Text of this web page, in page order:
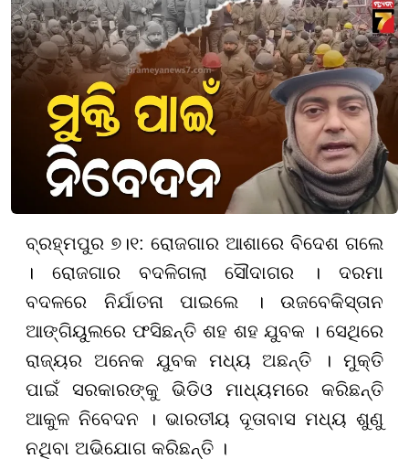
ବ୍ରହ୍ମପୁର ୭।୧: ରୋଜଗାର ଆଶାରେ ବିଦେଶ ଗଲେ
। ରୋଜଗାର ବଦଳିଗଲା ସୌଦାଗର । ଦରମା
ବଦଳରେ ନିର୍ଯାତନା ପାଇଲେ । ଉଜବେକିସ୍ତାନ
ଆଙ୍ଗିୟୁଲରେ ଫସିଛନ୍ତି ଶହ ଶହ ଯୁବକ । ସେଥିରେ
ରାଜ୍ୟର ଅନେକ ଯୁବକ ମଧ୍ୟ ଅଛନ୍ତି । ମୁକ୍ତି
ପାଇଁ ସରକାରଙ୍କୁ ଭିଡିଓ ମାଧ୍ୟମରେ କରିଛନ୍ତି
ଆକୁଳ ନିବେଦନ । ଭାରତୀୟ ଦୂତାବାସ ମଧ୍ୟ ଶୁଣୁ
ନଥିବା ଅଭିଯୋଗ କରିଛନ୍ତି ।